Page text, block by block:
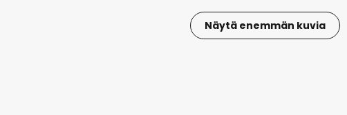
Näytä enemmän kuvia